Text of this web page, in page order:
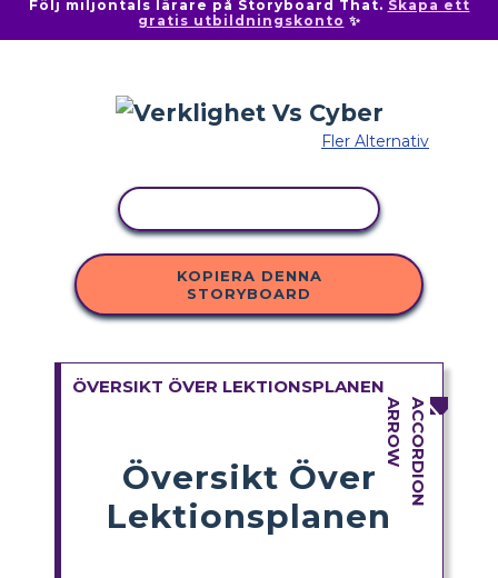
Följ miljontals lärare på Storyboard That. Skapa ett
gratis utbildningskonto ✨
Fler Alternativ
KOPIERA DENNA
STORYBOARD
ÖVERSIKT ÖVER LEKTIONSPLANEN
Översikt Över
Lektionsplanen